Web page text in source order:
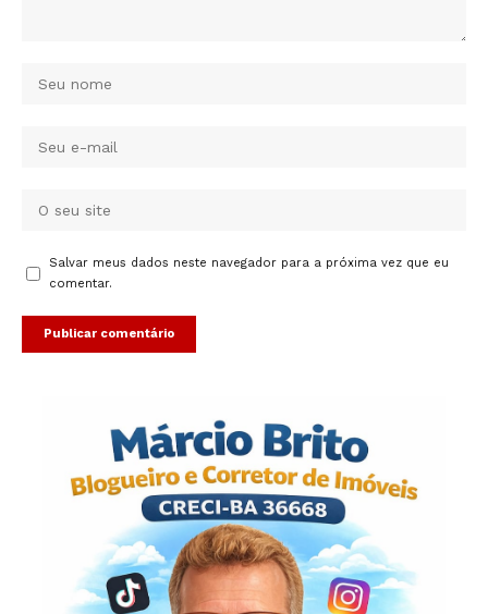
Salvar meus dados neste navegador para a próxima vez que eu
comentar.